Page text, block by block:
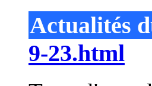
Actualités
9-23.html